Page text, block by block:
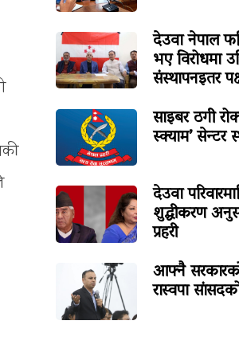
देउवा नेपाल
भए विरोधमा
संस्थापनइतर
साइबर ठगी
स्क्याम’ सेन्टर
देउवा
शुद्धीकरण
प्रहरी
आफ्नै
रास्वपा